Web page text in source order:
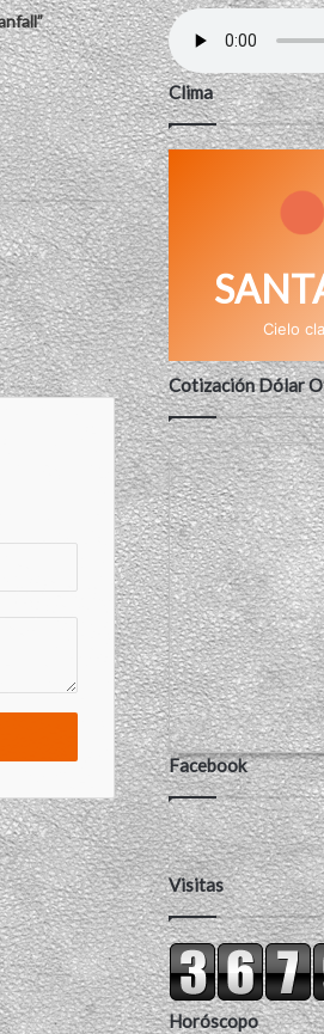
Clima
Cielo
Cotización Dólar
Facebook
Visitas
Horóscopo